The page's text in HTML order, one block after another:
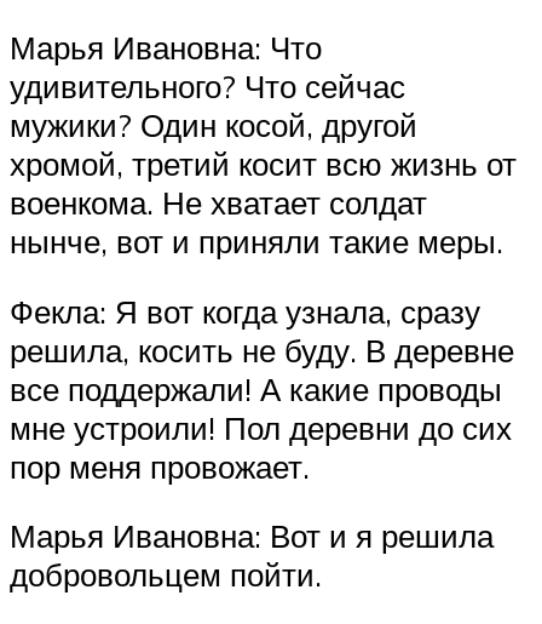
Марья Ивановна: Что
удивительного? Что сейчас
мужики? Один косой, другой
хромой, третий косит всю жизнь от
военкома. Не хватает солдат
нынче, вот и приняли такие меры.
Фекла: Я вот когда узнала, сразу
решила, косить не буду. В деревне
все поддержали! А какие проводы
мне устроили! Пол деревни до сих
пор меня провожает.
Марья Ивановна: Вот и я решила
добровольцем пойти.